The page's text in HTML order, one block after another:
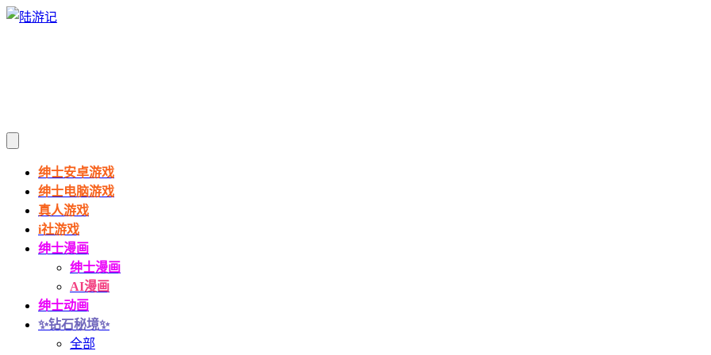
绅士安卓游戏
绅士电脑游戏
真人游戏
i社游戏
绅士漫画
绅士漫画
AI漫画
绅士动画
✨钻石秘境✨
全部